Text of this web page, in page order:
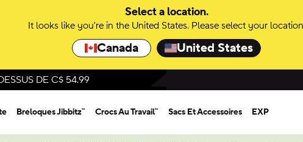
Select a location.
It looks like you're in the United States. Please select your
Canada United States
DE C$ 54.99
Breloques Jibbitz™ Crocs Au Travail™ Sacs Et Accessoires EXP